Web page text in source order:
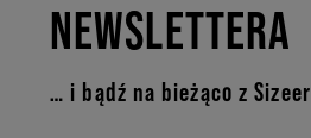
NEWSLETTERA
… i bądź na bieżąco z Sizeer